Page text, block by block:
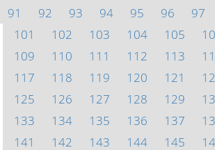
91
92 93 94 95 96 97
101
102 103 104 105
109
110 111 112 113
117
118 119 120 121
125
126 127 128 129
133
134 135 136 137
141
142 143 144 145